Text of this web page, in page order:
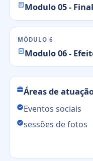
Modulo 05 -
MÓDULO 6
Modulo 06 -
Áreas de
Eventos sociais
sessões de fotos